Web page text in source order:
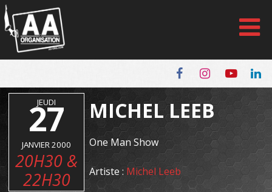
Panneau de gestion des cookies
JEUDI
27
JANVIER 2000
20H30 &
22H30
MICHEL LEEB
One Man Show
Artiste : Michel Leeb